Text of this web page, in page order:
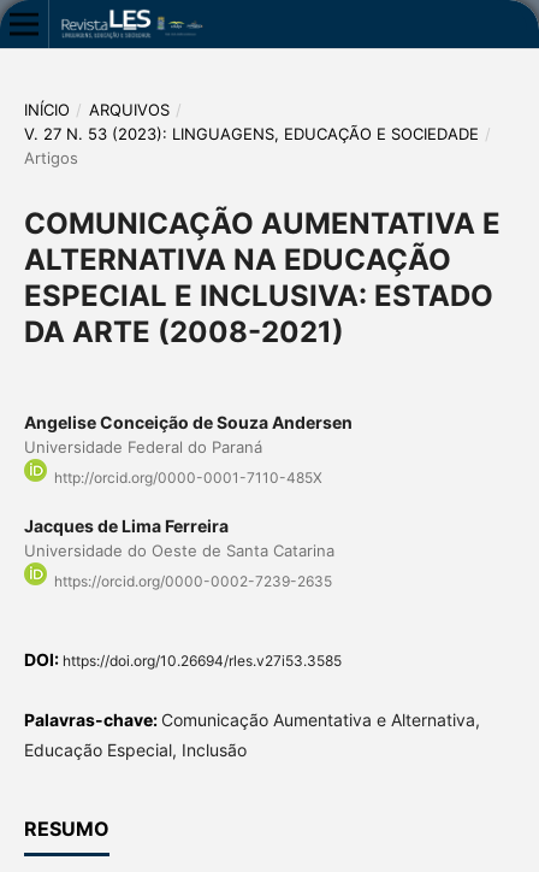
INÍCIO / ARQUIVOS /
V. 27 N. 53 (2023): LINGUAGENS, EDUCAÇÃO E SOCIEDADE /
Artigos
COMUNICAÇÃO AUMENTATIVA E
ALTERNATIVA NA EDUCAÇÃO
ESPECIAL E INCLUSIVA: ESTADO
DA ARTE (2008-2021)
Angelise Conceição de Souza Andersen
Universidade Federal do Paraná
http://orcid.org/0000-0001-7110-485X
Jacques de Lima Ferreira
Universidade do Oeste de Santa Catarina
https://orcid.org/0000-0002-7239-2635
DOI: https://doi.org/10.26694/rles.v27i53.3585
Palavras-chave: Comunicação Aumentativa e Alternativa,
Educação Especial, Inclusão
RESUMO